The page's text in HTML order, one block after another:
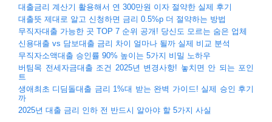
대출금리 계산기 활용해서 연 300만원 이자 절약한 실제 후기
대출뜻 제대로 알고 신청하면 금리 0.5%p 더 절약하는 방법
무직자대출 가능한 곳 TOP 7 순위 공개! 당신도 모르는 숨은 업체
신용대출 vs 담보대출 금리 차이 얼마나 될까 실제 비교 분석
무직자소액대출 승인률 90% 높이는 5가지 비밀 노하우
버팀목 전세자금대출 조건 2025년 변경사항! 놓치면 안 되는 포인
트
생애최초 디딤돌대출 금리 1%대 받는 완벽 가이드! 실제 승인 후기
까
2025년 대출 금리 인하 전 반드시 알아야 할 5가지 사실